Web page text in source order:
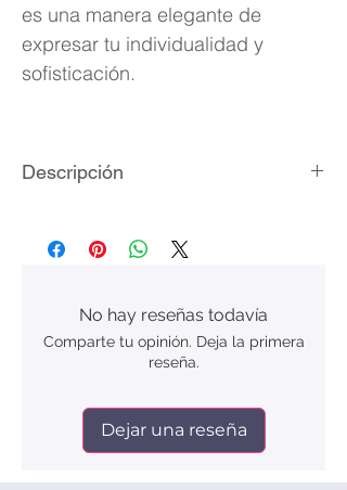
es una manera elegante de
expresar tu individualidad y
sofisticación.
Descripción
Acabado: laminado de plata/oro
No hay reseñas todavía
Comparte tu opinión. Deja la primera
reseña.
Dejar una reseña